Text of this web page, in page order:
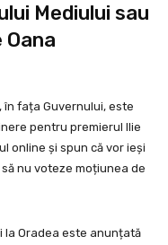
Mediului sau
în fața Guvernului, este
pentru premierul Ilie
online și spun că vor ieși
nu voteze moțiunea de
la Oradea este anunțată